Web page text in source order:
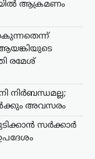
ആക്രമണം
രമേശ്
നിർബന്ധമല്ല;
അവസരം
സർക്കാർ